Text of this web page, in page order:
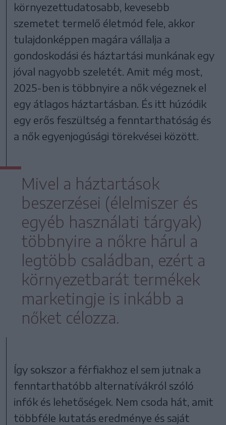
környezettudatosabb, kevesebb
szemetet termelő életmód fele, akkor
tulajdonképpen magára vállalja a
gondoskodási és háztartási munkának egy
jóval nagyobb szeletét. Amit még most,
2025-ben is többnyire a nők végeznek el
egy átlagos háztartásban. És itt húzódik
egy erős feszültség a fenntarthatóság és
a nők egyenjogúsági törekvései között.
Mivel a háztartások
beszerzései (élelmiszer és
egyéb használati tárgyak)
többnyire a nőkre hárul a
legtöbb családban, ezért a
környezetbarát termékek
marketingje is inkább a
nőket célozza.
Így sokszor a férfiakhoz el sem jutnak a
fenntarthatóbb alternatívákról szóló
infók és lehetőségek. Nem csoda hát, amit
többféle kutatás eredménye és saját